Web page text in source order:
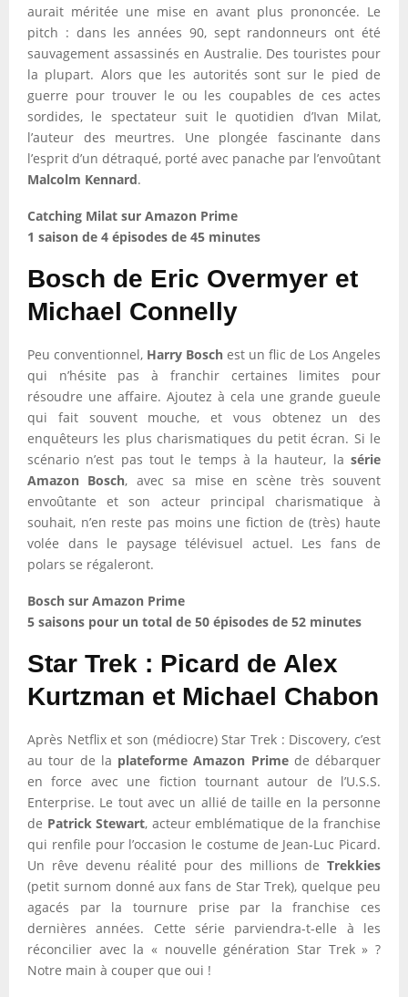
aurait méritée une mise en avant plus prononcée. Le
pitch : dans les années 90, sept randonneurs ont été
sauvagement assassinés en Australie. Des touristes pour
la plupart. Alors que les autorités sont sur le pied de
guerre pour trouver le ou les coupables de ces actes
sordides, le spectateur suit le quotidien d’Ivan Milat,
l’auteur des meurtres. Une plongée fascinante dans
l’esprit d’un détraqué, porté avec panache par l’envoûtant
Malcolm Kennard.
Catching Milat sur Amazon Prime
1 saison de 4 épisodes de 45 minutes
Bosch de Eric Overmyer et
Michael Connelly
Peu conventionnel, Harry Bosch est un flic de Los Angeles
qui n’hésite pas à franchir certaines limites pour
résoudre une affaire. Ajoutez à cela une grande gueule
qui fait souvent mouche, et vous obtenez un des
enquêteurs les plus charismatiques du petit écran. Si le
scénario n’est pas tout le temps à la hauteur, la série
Amazon Bosch, avec sa mise en scène très souvent
envoûtante et son acteur principal charismatique à
souhait, n’en reste pas moins une fiction de (très) haute
volée dans le paysage télévisuel actuel. Les fans de
polars se régaleront.
Bosch sur Amazon Prime
5 saisons pour un total de 50 épisodes de 52 minutes
Star Trek : Picard de Alex
Kurtzman et Michael Chabon
Après Netflix et son (médiocre) Star Trek : Discovery, c’est
au tour de la plateforme Amazon Primede débarquer
en force avec une fiction tournant autour de l’U.S.S.
Enterprise. Le tout avec un allié de taille en la personne
de Patrick Stewart, acteur emblématique de la franchise
qui renfile pour l’occasion le costume de Jean-Luc Picard.
Un rêve devenu réalité pour des millions de Trekkies
(petit surnom donné aux fans de Star Trek), quelque peu
agacés par la tournure prise par la franchise ces
dernières années. Cette série parviendra-t-elle à les
réconcilier avec la « nouvelle génération Star Trek » ?
Notre main à couper que oui !